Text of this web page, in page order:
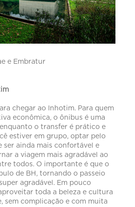
e Embratur
chegar ao Inhotim. Para quem
econômica, o ônibus é uma
o transfer é prático e
estiver em grupo, optar pelo
ser ainda mais confortável e
a viagem mais agradável ao
todos. O importante é que o
de BH, tornando o passeio
agradável. Em pouco
toda a beleza e cultura
sem complicação e com muita